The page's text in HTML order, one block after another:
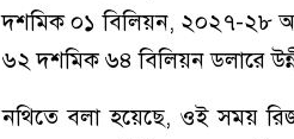
দশমিক ০১ বিলিয়ন, ২০২৭-২৮
৬২ দশমিক ৬৪ বিলিয়ন ডলারে
নথিতে বলা হয়েছে, ওই সময়